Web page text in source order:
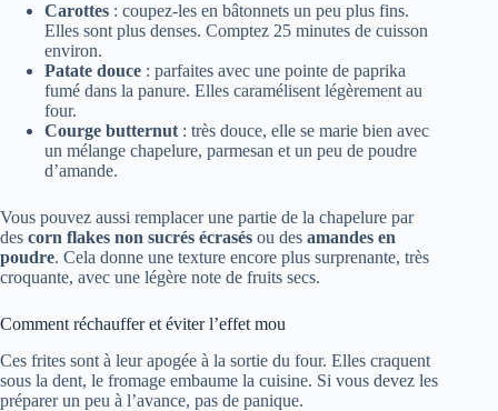
Carottes : coupez-les en bâtonnets un peu plus fins.
Elles sont plus denses. Comptez 25 minutes de cuisson
environ.
Patate douce : parfaites avec une pointe de paprika
fumé dans la panure. Elles caramélisent légèrement au
four.
Courge butternut : très douce, elle se marie bien avec
un mélange chapelure, parmesan et un peu de poudre
d’amande.
Vous pouvez aussi remplacer une partie de la chapelure par
des corn flakes non sucrés écrasés ou des amandes en
poudre. Cela donne une texture encore plus surprenante, très
croquante, avec une légère note de fruits secs.
Comment réchauffer et éviter l’effet mou
Ces frites sont à leur apogée à la sortie du four. Elles craquent
sous la dent, le fromage embaume la cuisine. Si vous devez les
préparer un peu à l’avance, pas de panique.